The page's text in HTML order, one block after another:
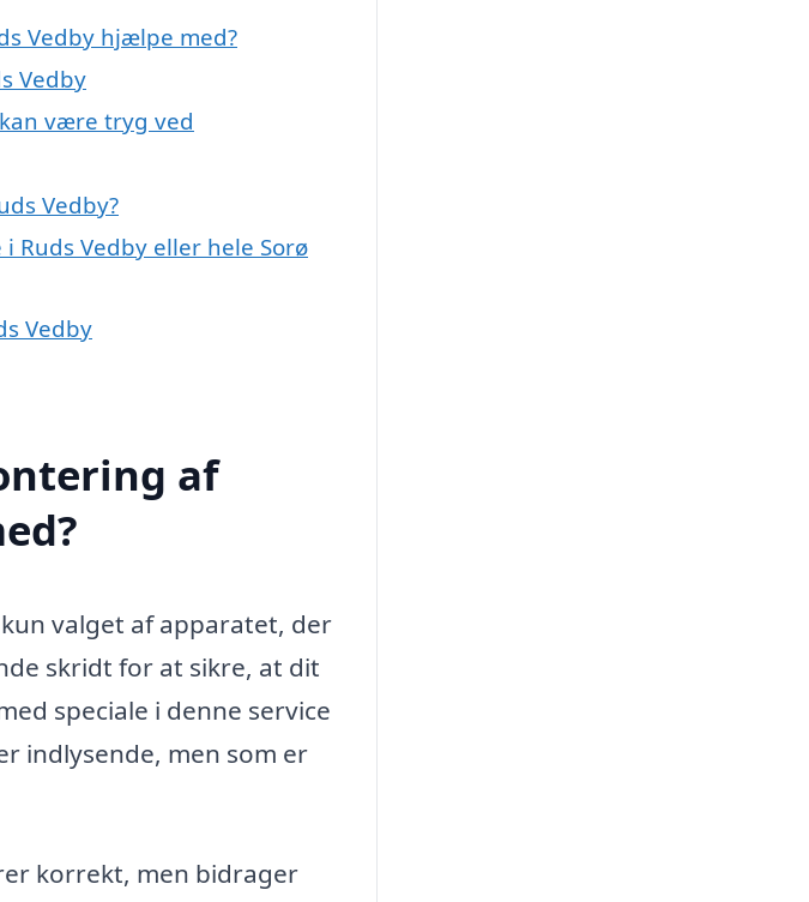
Vedby hjælpe med?
Vedby
være tryg ved
Vedby?
Vedby eller hele Sorø
Vedby
af
valget af apparatet, der
skridt for at sikre, at dit
speciale i denne service
indlysende, men som er
korrekt, men bidrager